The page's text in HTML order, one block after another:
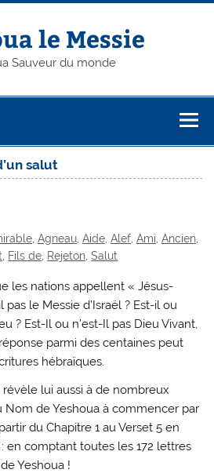
le Messie
Sauveur du monde
salut
,Agneau,Aide,Alef,Ami,Ancien,
Fils de Rejeton ,Salut
les nations appellent « Jésus-
pas le Messie d’Israël ? Est-il ou
? Est-Il ou n’est-Il pas Dieu Vivant,
parmi des centaines peut
hébraïques.
lui aussi à de nombreux
Nom de Yeshoua à commencer par
du Chapitre 1 au Verset 5 en
en comptant toutes les 172 lettres
Yeshoua !